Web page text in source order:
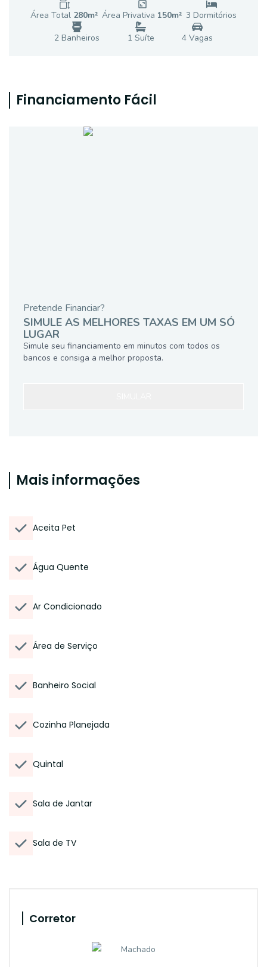
Área Total 280m² Área Privativa 150m² 3 Dormitórios
2 Banheiros 1 Suíte 4Vagas
Financiamento Fácil
Pretende Financiar?
SIMULE AS MELHORES TAXAS EM UM SÓ
LUGAR
Simule seu financiamento em minutos com todos os
bancos e consiga a melhor proposta.
Mais informações
Aceita Pet
Água Quente
Ar Condicionado
Área de Serviço
Banheiro Social
Cozinha Planejada
Quintal
Sala de Jantar
Sala de TV
Corretor